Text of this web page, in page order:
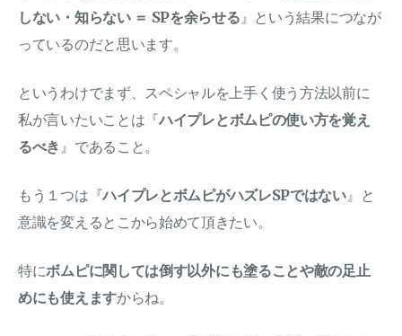
しない・知らない ＝ SPを余らせる』という結果につなが
っているのだと思います。
というわけでまず、スペシャルを上手く使う方法以前に
私が言いたいことは『ハイプレとボムピの使い方を覚え
るべき 』であること。
もう１つは『ハイプレとボムピがハズレSPではない』と
意識を変えるとこから始めて頂きたい。
特にボムピに関しては倒す以外にも塗ることや敵の足止
めにも使えますからね。